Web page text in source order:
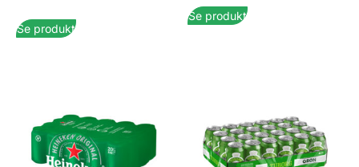
Se produkt
Se produkt